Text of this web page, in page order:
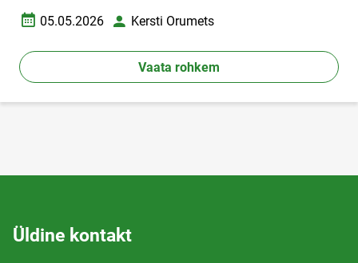
Loomise kuupäev
05.05.2026 AutorKersti Orumets
Vaata rohkem
Üldine kontakt